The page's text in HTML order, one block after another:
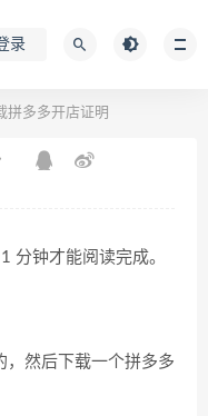
录
拼多多开店证明
分钟才能阅读完成。
，然后下载一个拼多多